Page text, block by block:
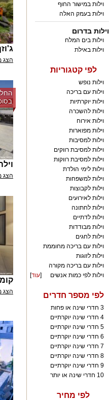
וילות במישור החוף
וילות בעמק האלה
וילות בדרום
וילות בים המלח
וילות באילת
לפי קטגוריות
וילות נופש
וילות עם בריכה
וילות יוקרתיות
וילות להשכרה
וילות אירוח
וילות מפוארות
וילות למסיבות
וילות למסיבת רווקים
וילות למסיבת רווקות
וילות לימי הולדת
וילות למשפחות
וילות לקבוצות
וילות לאירועים
וילות לחתונה
וילות לדתיים
וילות מבודדות
וילות לחגים
וילות עם בריכה מחוממת
וילות לזוגות
וילות עם בריכה מקורה
וילות לפי כמות אנשים
[עוד]
לפי מספר חדרים
3 חדרי שינה או פחות
4 חדרי שינה יוקרתיים
5 חדרי שינה יוקרתיים
6 חדרי שינה יוקרתיים
7 חדרי שינה יוקרתיים
8 חדרי שינה יוקרתיים
9 חדרי שינה יוקרתיים
10 חדרי שינה או יותר
לפי מחיר
הצג
הצג
הצג